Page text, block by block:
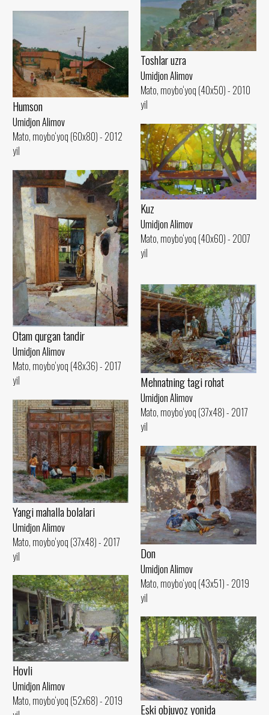
Toshlar uzra
Umidjon Alimov
Mato, moybo‘yoq (40x50) - 2010
yil
Humson
Umidjon Alimov
Mato, moybo‘yoq (60x80) - 2012
yil
Kuz
Umidjon Alimov
Mato, moybo‘yoq (40x60) - 2007
yil
Otam qurgan tandir
Umidjon Alimov
Mato, moybo‘yoq (48x36) - 2017
yil
Mehnatning tagi rohat
Umidjon Alimov
Mato, moybo‘yoq (37x48) - 2017
yil
Yangi mahalla bolalari
Umidjon Alimov
Mato, moybo‘yoq (37x48) - 2017
yil
Don
Umidjon Alimov
Mato, moybo‘yoq (43x51) - 2019
yil
Hovli
Umidjon Alimov
Mato, moybo‘yoq (52x68) - 2019
Eski objuvoz yonida